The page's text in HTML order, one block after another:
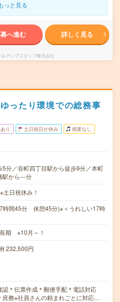
っと見る
へ進む 詳しく見る
ルテンプスタッフ株式会社
ったり環境での総務事
り 土日祝日が休み 残業なし
5分／谷町四丁目駅から徒歩9分／本町
駅から---分
日祝休み！
時間45分 休憩45分)※＜うれしい17時
期 ※10月～！
232,500円
認＊伝票作成＊郵便手配＊電話対応
庶務※社員さんの頼まれごとに対応…